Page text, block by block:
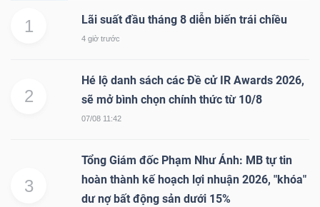
1 Lãi suất đầu tháng 8 diễn biến trái chiều
4 giờ trước
2
Hé lộ danh sách các Đề cử IR Awards 2026,
sẽ mở bình chọn chính thức từ 10/8
07/08 11:42
3
Tổng Giám đốc Phạm Như Ánh: MB tự tin
hoàn thành kế hoạch lợi nhuận 2026, "khóa"
dư nợ bất động sản dưới 15%
MÔ